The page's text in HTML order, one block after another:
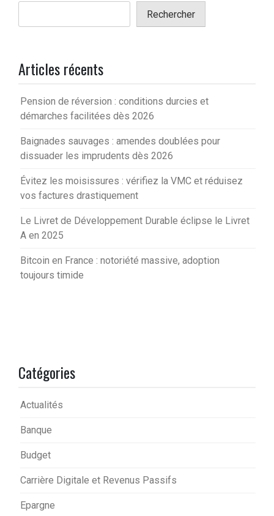
Rechercher
Articles récents
Pension de réversion : conditions durcies et
démarches facilitées dès 2026
Baignades sauvages : amendes doublées pour
dissuader les imprudents dès 2026
Évitez les moisissures : vérifiez la VMC et réduisez
vos factures drastiquement
Le Livret de Développement Durable éclipse le Livret
A en 2025
Bitcoin en France : notoriété massive, adoption
toujours timide
Catégories
Actualités
Banque
Budget
Carrière Digitale et Revenus Passifs
Epargne